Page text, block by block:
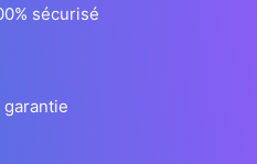
sécurisé